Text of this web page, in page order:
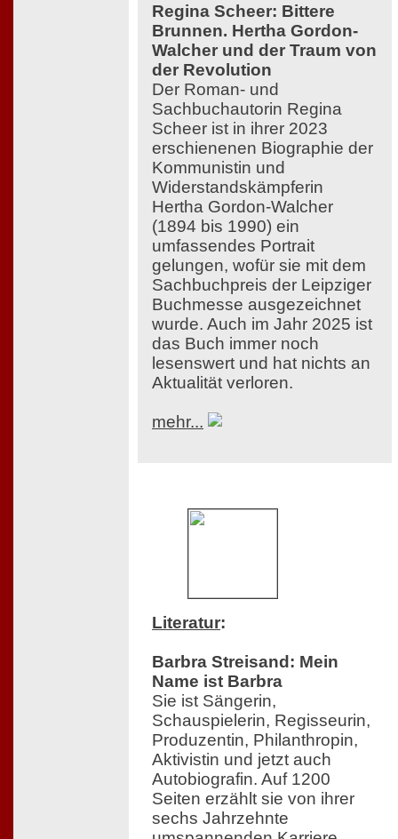
Regina Scheer: Bittere
Brunnen. Hertha Gordon-
Walcher und der Traum von
der Revolution
Der Roman- und
Sachbuchautorin Regina
Scheer ist in ihrer 2023
erschienenen Biographie der
Kommunistin und
Widerstandskämpferin
Hertha Gordon-Walcher
(1894 bis 1990) ein
umfassendes Portrait
gelungen, wofür sie mit dem
Sachbuchpreis der Leipziger
Buchmesse ausgezeichnet
wurde. Auch im Jahr 2025 ist
das Buch immer noch
lesenswert und hat nichts an
Aktualität verloren.
mehr...
Literatur:
Barbra Streisand: Mein
Name ist Barbra
Sie ist Sängerin,
Schauspielerin, Regisseurin,
Produzentin, Philanthropin,
Aktivistin und jetzt auch
Autobiografin. Auf 1200
Seiten erzählt sie von ihrer
sechs Jahrzehnte